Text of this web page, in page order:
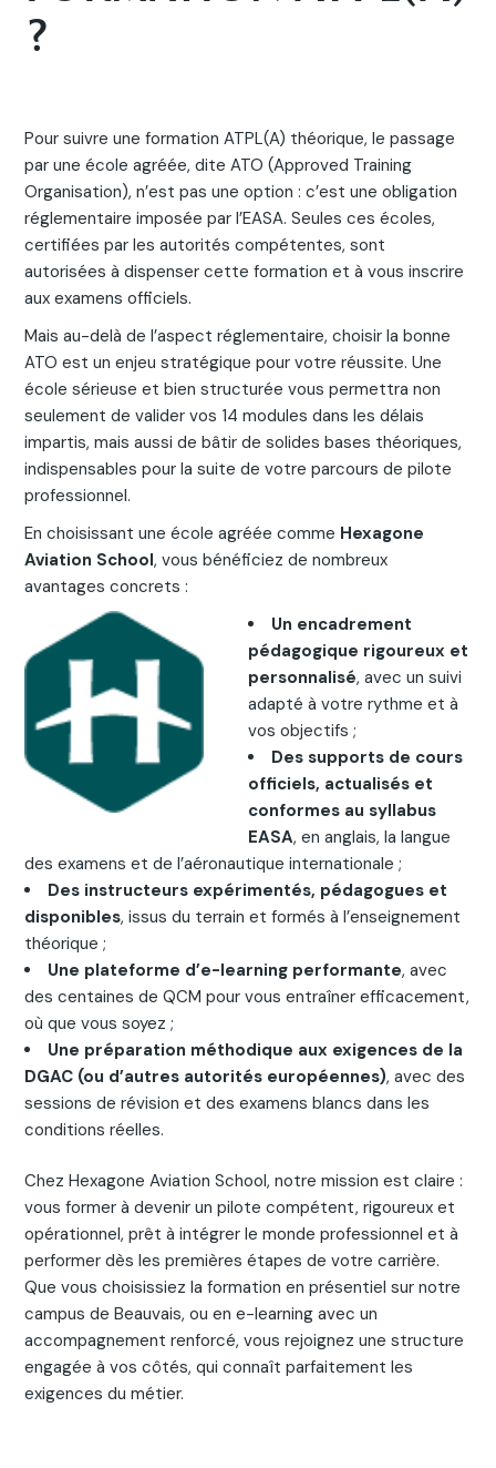
?
Pour suivre une formation ATPL(A) théorique, le passage
par une école agréée, dite ATO (Approved Training
Organisation), n’est pas une option : c’est une obligation
réglementaire imposée par l’EASA. Seules ces écoles,
certifiées par les autorités compétentes, sont
autorisées à dispenser cette formation et à vous inscrire
aux examens officiels.
Mais au-delà de l’aspect réglementaire, choisir la bonne
ATO est un enjeu stratégique pour votre réussite. Une
école sérieuse et bien structurée vous permettra non
seulement de valider vos 14 modules dans les délais
impartis, mais aussi de bâtir de solides bases théoriques,
indispensables pour la suite de votre parcours de pilote
professionnel.
En choisissant une école agréée comme Hexagone
Aviation School, vous bénéficiez de nombreux
avantages concrets :
Un encadrement
pédagogique rigoureux et
personnalisé, avec un suivi
adapté à votre rythme et à
vos objectifs ;
Des supports de cours
officiels, actualisés et
conformes au syllabus
EASA, en anglais, la langue
des examens et de l’aéronautique internationale ;
Des instructeurs expérimentés, pédagogues et
disponibles, issus du terrain et formés à l’enseignement
théorique ;
Une plateforme d’e-learning performante, avec
des centaines de QCM pour vous entraîner efficacement,
où que vous soyez ;
Une préparation méthodique aux exigences de la
DGAC (ou d’autres autorités européennes), avec des
sessions de révision et des examens blancs dans les
conditions réelles.
Chez Hexagone Aviation School, notre mission est claire :
vous former à devenir un pilote compétent, rigoureux et
opérationnel, prêt à intégrer le monde professionnel et à
performer dès les premières étapes de votre carrière.
Que vous choisissiez la formation en présentiel sur notre
campus de Beauvais, ou en e-learning avec un
accompagnement renforcé, vous rejoignez une structure
engagée à vos côtés, qui connaît parfaitement les
exigences du métier.